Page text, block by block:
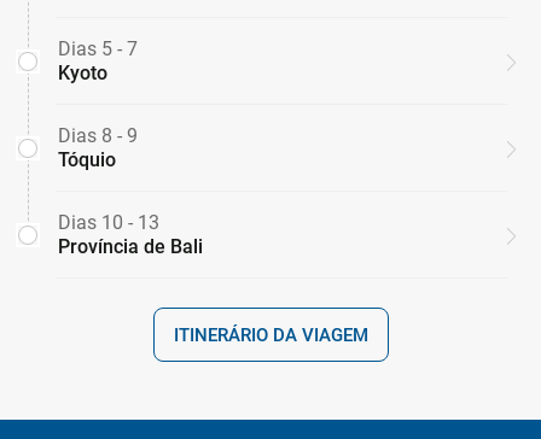
Dias 5 - 7
Kyoto
Dias 8 - 9
Tóquio
Dias 10 - 13
Província de Bali
ITINERÁRIO DA VIAGEM